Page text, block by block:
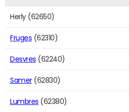
Herly (62650)
Fruges (62310)
Desvres (62240)
Samer(62830)
Lumbres (62380)